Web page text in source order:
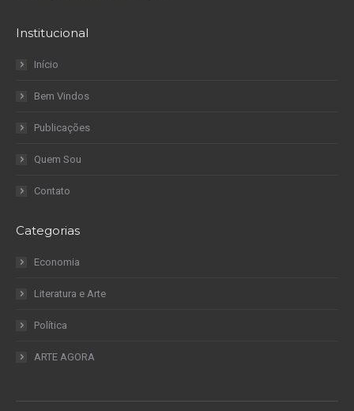
Institucional
Início
Bem Vindos
Publicações
Quem Sou
Contato
Categorias
Economia
Literatura e Arte
Política
ARTE AGORA